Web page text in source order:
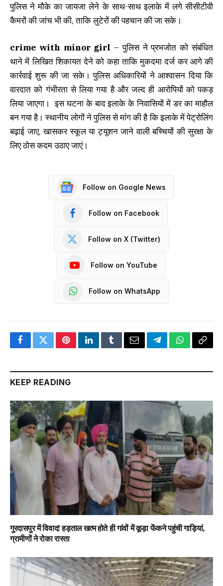
पुलिस ने मौके का जायजा लेने के साथ-साथ इलाके में लगे सीसीटीवी
कैमरों की जांच भी की, ताकि लुटेरों की पहचान की जा सके।
crime with minor girl – पुलिस ने प्रभजोत को संबंधित
थाने में लिखित शिकायत देने को कहा ताकि मुकदमा दर्ज कर आगे की
कार्रवाई शुरू की जा सके। पुलिस अधिकारियों ने आश्वासन दिया कि
वारदात को गंभीरता से लिया गया है और जल्द ही आरोपियों को पकड़
लिया जाएगा। इस घटना के बाद इलाके के निवासियों में डर का माहौल
बन गया है। स्थानीय लोगों ने पुलिस से मांग की है कि इलाके में पेट्रोलिंग
बढ़ाई जाए, खासकर स्कूल या ट्यूशन जाने वाली बच्चियों की सुरक्षा के
लिए ठोस कदम उठाए जाएं।
Follow on Google News
Follow on Facebook
Follow on X (Twitter)
Follow on YouTube
Follow on WhatsApp
FacebookTwitterPinterestLinkedInTumblrEmailTelegramWhatsApp
Copy
KEEP READING
गुरदासपुर में विवाद! हड़ताल खत्म होते ही गांवों में कूड़ा फेंकने पहुंची गाड़ियां,
ग्रामीणों ने रोका रास्ता